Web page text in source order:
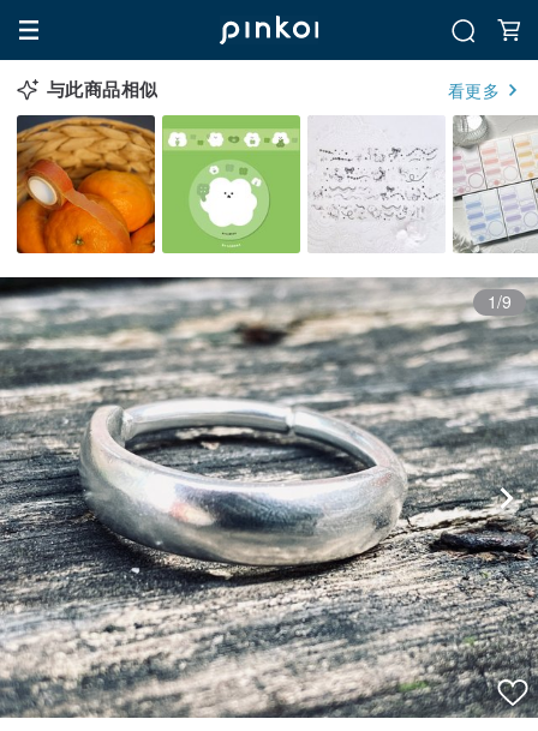
与此商品相似 看更多
1/9